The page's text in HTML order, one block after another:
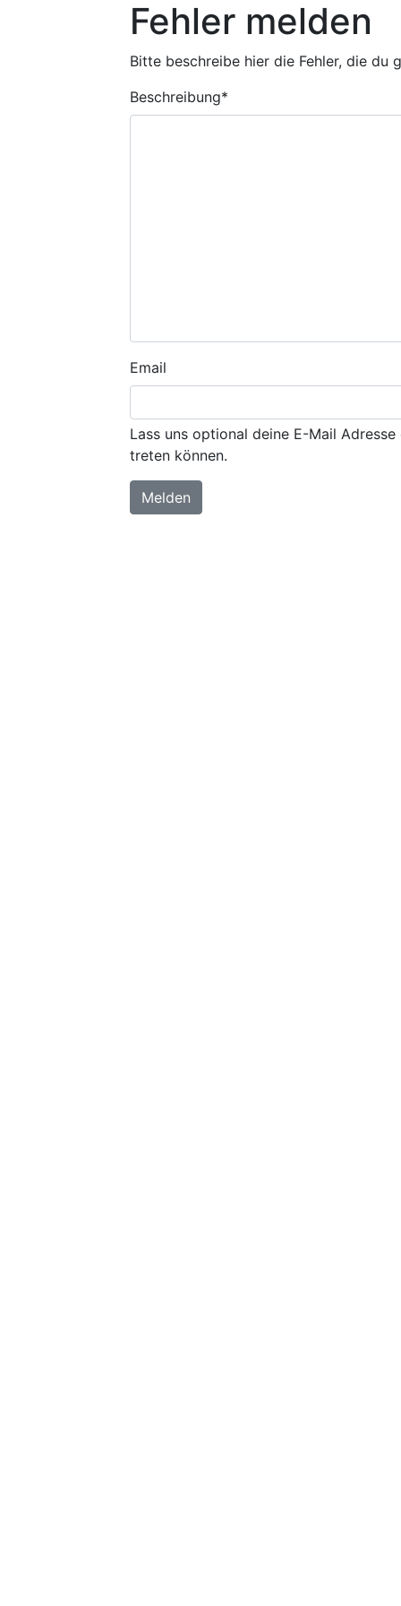
Fehler melden
Bitte beschreibe hier die Fehler, die du
Beschreibung*
Email
Lass uns optional deine E-Mail
treten können.
Melden